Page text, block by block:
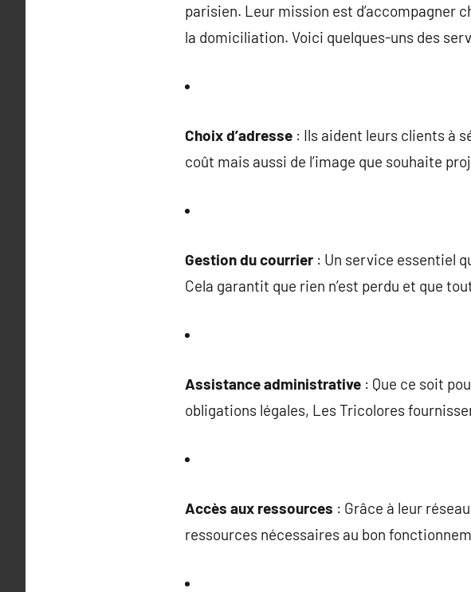
parisien. Leur mission est d’accompagner
la domiciliation. Voici quelques-uns des
Choix d’adresse : Ils aident leurs clients à
coût mais aussi de l’image que souhaite
Gestion du courrier : Un service essentiel
Cela garantit que rien n’est perdu et que
Assistance administrative : Que ce soit
obligations légales, Les Tricolores
Accès aux ressources : Grâce à leur
ressources nécessaires au bon